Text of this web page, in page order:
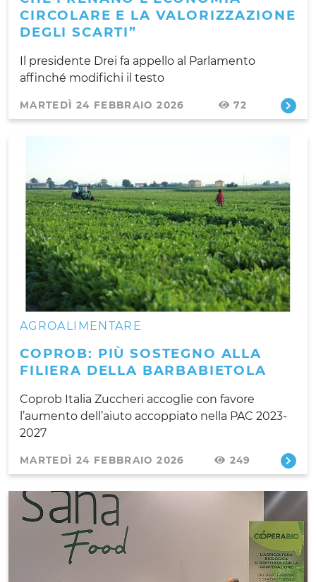
CIRCOLARE E LA VALORIZZAZIONE
DEGLI SCARTI”
Il presidente Drei fa appello al Parlamento
affinché modifichi il testo
MARTEDÌ 24 FEBBRAIO 2026 72
AGROALIMENTARE
COPROB: PIÙ SOSTEGNO ALLA
FILIERA DELLA BARBABIETOLA
Coprob Italia Zuccheri accoglie con favore
l’aumento dell’aiuto accoppiato nella PAC 2023-
2027
MARTEDÌ 24 FEBBRAIO 2026 249